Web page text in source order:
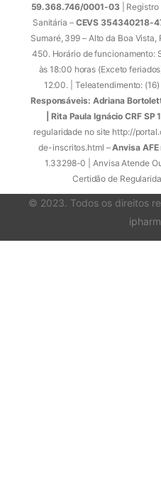
59.368.746/0001-03| Registro
Sanitária –CEVS 354340218-
Sumaré, 399 – Alto da Boa
450. Horário de funcionamento:
às 18:00 horas (Exceto
12:00. | Teleatendimento:
Responsáveis: Adriana
| Rita Paula Ignácio CRF SP
regularidade no site http://
de-inscritos.html –Anvisa
1.33298-0 | Anvisa Atende
Certidão de
© 2023. Todos os direitos